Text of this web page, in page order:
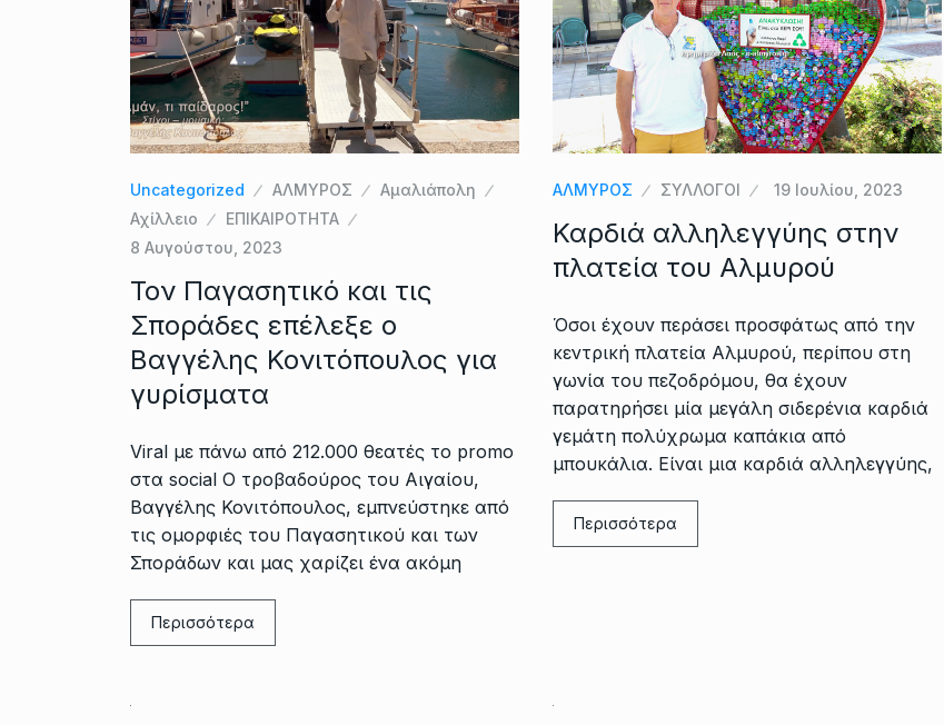
Uncategorized ΑΛΜΥΡΟΣ
Αμαλιάπολη
Αχίλλειο
ΕΠΙΚΑΙΡΟΤΗΤΑ
8 Αυγούστου, 2023
Τον Παγασητικό και τις
Σποράδες επέλεξε ο
Βαγγέλης Κονιτόπουλος για
γυρίσματα
Viral με πάνω από 212.000 θεατές το promo
στα social Ο τροβαδούρος του Αιγαίου,
Βαγγέλης Κονιτόπουλος, εμπνεύστηκε από
τις ομορφιές του Παγασητικού και των
Σποράδων και μας χαρίζει ένα ακόμη
Περισσότερα
ΑΛΜΥΡΟΣ ΣΥΛΛΟΓΟΙ 19 Ιουλίου, 2023
Καρδιά αλληλεγγύης στην
πλατεία του Αλμυρού
Όσοι έχουν περάσει προσφάτως από την
κεντρική πλατεία Αλμυρού, περίπου στη
γωνία του πεζοδρόμου, θα έχουν
παρατηρήσει μία μεγάλη σιδερένια καρδιά
γεμάτη πολύχρωμα καπάκια από
μπουκάλια. Είναι μια καρδιά αλληλεγγύης,
Περισσότερα